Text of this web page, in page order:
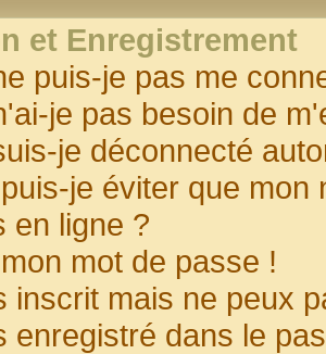
et Enregistrement
puis-je pas me
je pas besoin de
je déconnecté
je éviter que
en ligne ?
mot de passe !
inscrit mais ne peux
enregistré dans le